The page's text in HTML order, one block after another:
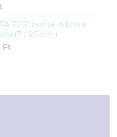
Current
is:
990 Ft.
5.25" beépítő keret
(7 / 9,5mm)
FtCurrent